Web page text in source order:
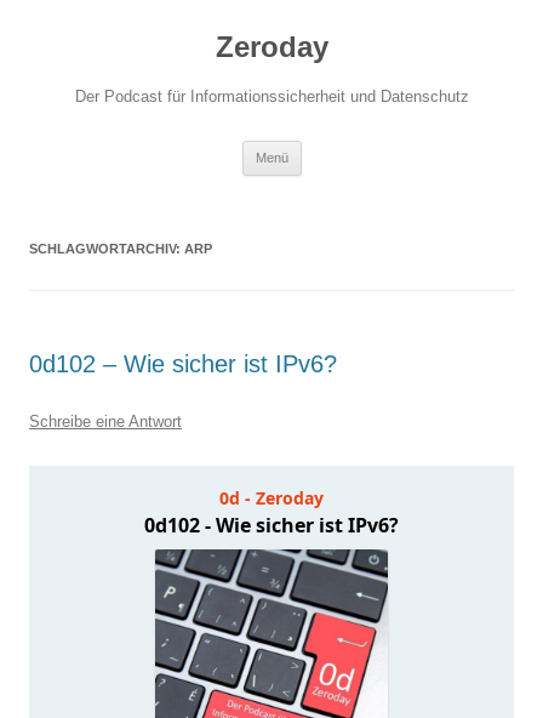
Zeroday
Der Podcast für Informationssicherheit und Datenschutz
Menü
SCHLAGWORTARCHIV: ARP
0d102 – Wie sicher ist IPv6?
Schreibe eine Antwort